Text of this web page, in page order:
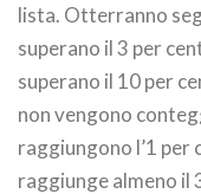
lista. Otterranno
superano il 3 per
superano il 10 per
non vengono
raggiungono l’1 per
raggiunge almeno il